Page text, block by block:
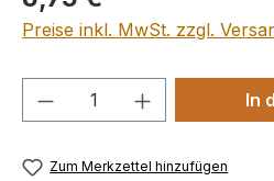
Preise inkl. MwSt. zzgl.
Produkt Anzahl: In
Zum Merkzettel hinzufügen